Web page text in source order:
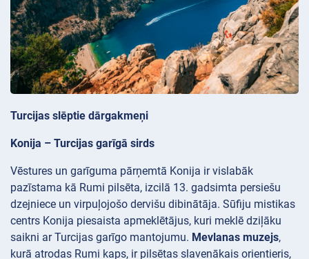
Turcijas slēptie dārgakmeņi
Konija – Turcijas garīgā sirds
Vēstures un garīguma pārņemtā Konija ir vislabāk
pazīstama kā Rumi pilsēta, izcilā 13. gadsimta persiešu
dzejniece un virpuļojošo dervišu dibinātāja. Sūfiju mistikas
centrs Konija piesaista apmeklētājus, kuri meklē dziļāku
saikni ar Turcijas garīgo mantojumu. Mevlanas muzejs,
kurā atrodas Rumi kaps, ir pilsētas slavenākais orientieris,